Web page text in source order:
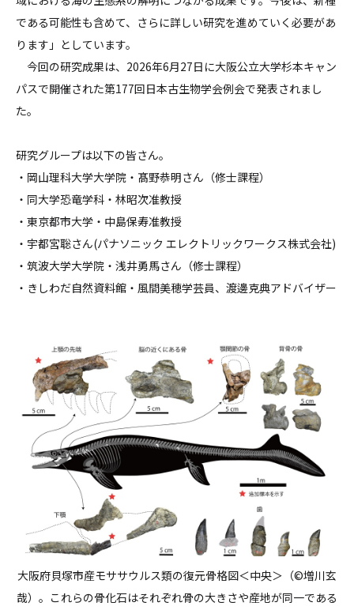
である可能性も含めて、さらに詳しい研究を進めていく必要があ
ります」としています。
今回の研究成果は、2026年6月27日に大阪公立大学杉本キャン
パスで開催された第177回日本古生物学会例会で発表されまし
た。
研究グループは以下の皆さん。
・岡山理科大学大学院・髙野恭明さん（修士課程）
・同大学恐竜学科・林昭次准教授
・東京都市大学・中島保寿准教授
・宇都宮聡さん(パナソニック エレクトリックワークス株式会社)
・筑波大学大学院・浅井勇馬さん（修士課程）
・きしわだ自然資料館・風間美穂学芸員、渡邊克典アドバイザー
大阪府貝塚市産モササウルス類の復元骨格図＜中央＞（©増川玄
哉）。これらの骨化石はそれぞれ骨の大きさや産地が同一である